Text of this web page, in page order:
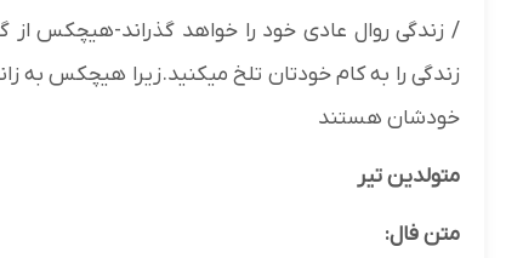
/ زندگی روال عادی خود را خواهد گذراند-هیچکس
زندگی را به کام خودتان تلخ میکنید.زیرا هیچکس
خودشان هستند
متولدین تیر
متن فال: